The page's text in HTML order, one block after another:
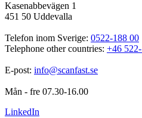
Kasenabbevägen 1
451 50 Uddevalla
Telefon inom Sverige: 0522-188 00
Telephone other countries: +46
E-post: info@scanfast.se
Mån - fre 07.30-16.00
LinkedIn